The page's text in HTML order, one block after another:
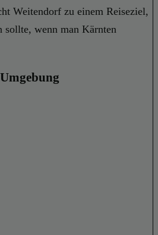
Weitendorf zu einem Reiseziel,
sollte, wenn man Kärnten